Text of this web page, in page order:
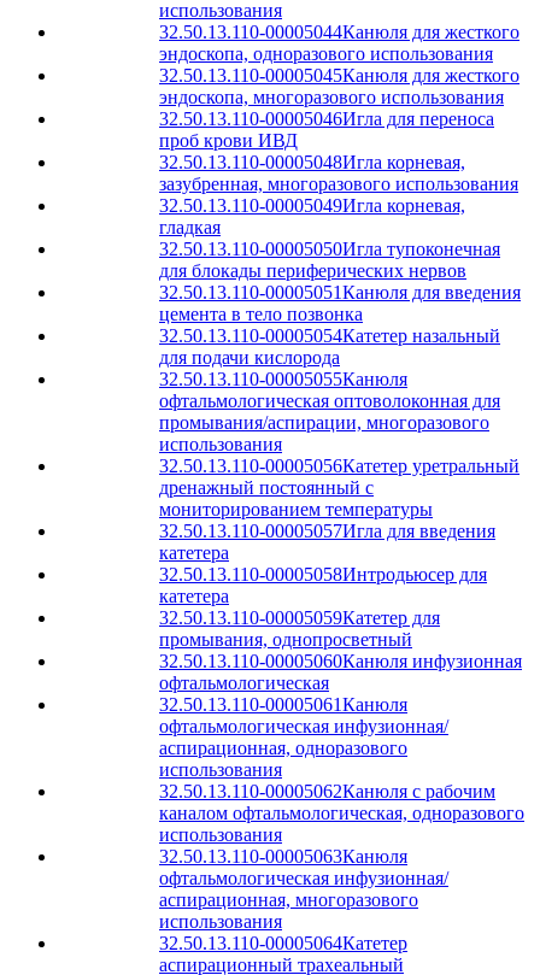
использования
32.50.13.110-00005044Канюля для жесткого
эндоскопа, одноразового использования
32.50.13.110-00005045Канюля для жесткого
эндоскопа, многоразового использования
32.50.13.110-00005046Игла для переноса
проб крови ИВД
32.50.13.110-00005048Игла корневая,
зазубренная, многоразового использования
32.50.13.110-00005049Игла корневая,
гладкая
32.50.13.110-00005050Игла тупоконечная
для блокады периферических нервов
32.50.13.110-00005051Канюля для введения
цемента в тело позвонка
32.50.13.110-00005054Катетер назальный
для подачи кислорода
32.50.13.110-00005055Канюля
офтальмологическая оптоволоконная для
промывания/аспирации, многоразового
использования
32.50.13.110-00005056Катетер уретральный
дренажный постоянный с
мониторированием температуры
32.50.13.110-00005057Игла для введения
катетера
32.50.13.110-00005058Интродьюсер для
катетера
32.50.13.110-00005059Катетер для
промывания, однопросветный
32.50.13.110-00005060Канюля инфузионная
офтальмологическая
32.50.13.110-00005061Канюля
офтальмологическая инфузионная/
аспирационная, одноразового
использования
32.50.13.110-00005062Канюля с рабочим
каналом офтальмологическая, одноразового
использования
32.50.13.110-00005063Канюля
офтальмологическая инфузионная/
аспирационная, многоразового
использования
32.50.13.110-00005064Катетер
аспирационный трахеальный